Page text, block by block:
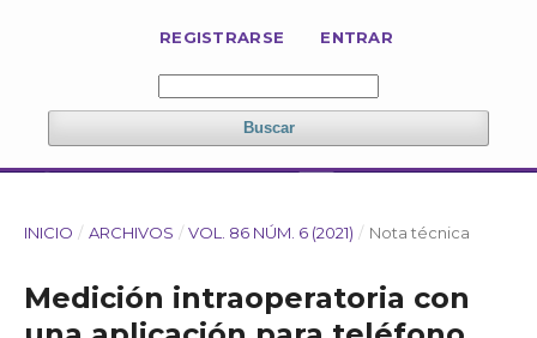
REGISTRARSE ENTRAR
Buscar
INICIO / ARCHIVOS / VOL. 86 NÚM. 6 (2021) / Nota técnica
Medición intraoperatoria con